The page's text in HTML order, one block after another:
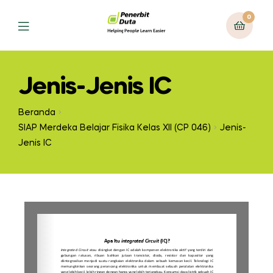
0
Jenis-Jenis IC
Beranda
SIAP Merdeka Belajar Fisika Kelas XII (CP 046)
Jenis-
Jenis IC